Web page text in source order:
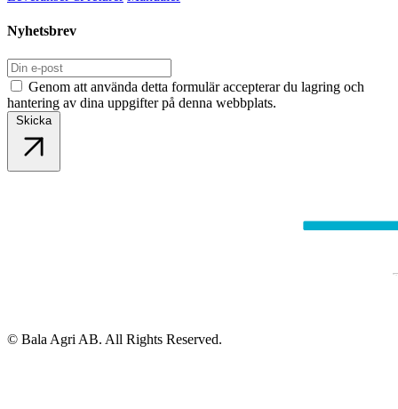
Nyhetsbrev
Genom att använda detta formulär accepterar du lagring och
hantering av dina uppgifter på denna webbplats.
Skicka
© Bala Agri AB. All Rights Reserved.